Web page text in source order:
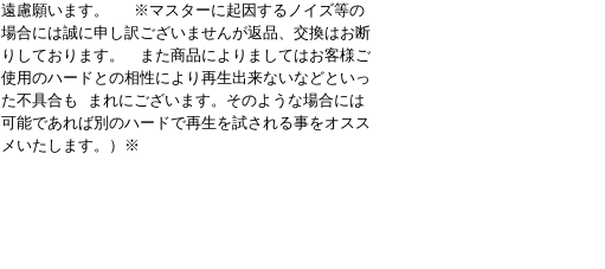
遠慮願います。 ※マスターに起因するノイズ等の
場合には誠に申し訳ございませんが返品、交換はお断
りしております。 また商品によりましてはお客様ご
使用のハードとの相性により再生出来ないなどといっ
た不具合も まれにございます。そのような場合には
可能であれば別のハードで再生を試される事をオスス
メいたします。）※